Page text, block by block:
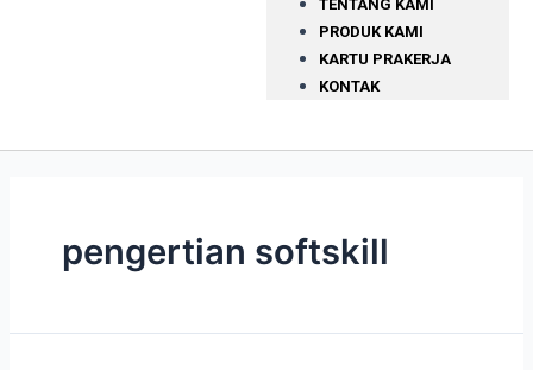
TENTANG KAMI
PRODUK KAMI
KARTU PRAKERJA
KONTAK
pengertian softskill